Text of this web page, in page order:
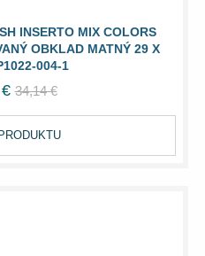
INSERTO MIX COLORS
OBKLAD MATNÝ 29 X
004-1
34,14 €